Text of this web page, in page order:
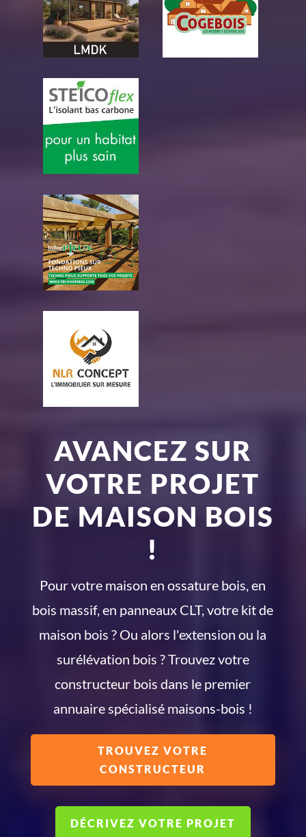
AVANCEZ SUR
VOTRE PROJET
DE MAISON BOIS
!
Pour votre maison en ossature bois, en
bois massif, en panneaux CLT, votre kit de
maison bois ? Ou alors l'extension ou la
surélévation bois ? Trouvez votre
constructeur bois dans le premier
annuaire spécialisé maisons-bois !
TROUVEZ VOTRE
CONSTRUCTEUR
DÉCRIVEZ VOTRE PROJET